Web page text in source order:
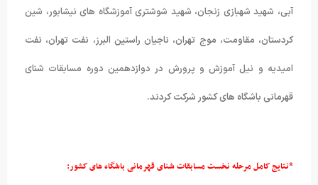
آبی، شهید شهبازی زنجان، شهید شوشتری آموزشگاه های نیشابور، شین
کردستان، مقاومت، موج تهران، ناجیان راستین البرز، نفت تهران، نفت
امیدیه و نیل آموزش و پرورش در دوازدهمین دوره مسابقات شنای
قهرمانی باشگاه های کشور شرکت کردند.
*نتایج کامل مرحله نخست مسابقات شنای قهرمانی باشگاه های کشور: